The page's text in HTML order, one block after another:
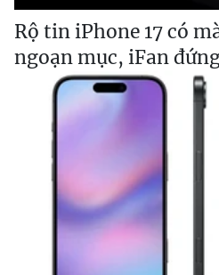
Rộ tin iPhone 17 có
ngoạn mục, iFan